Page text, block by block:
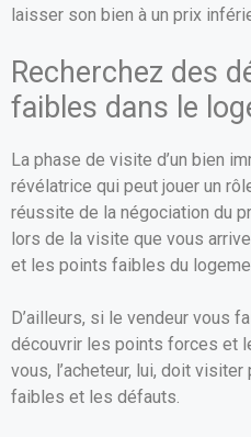
laisser son bien à un prix
Recherchez des
faibles dans le
La phase de visite d’un bien
révélatrice qui peut jouer un
réussite de la négociation du
lors de la visite que vous
et les points faibles du
D’ailleurs, si le vendeur vous
découvrir les points forces et
vous, l’acheteur, lui, doit
faibles et les défauts.